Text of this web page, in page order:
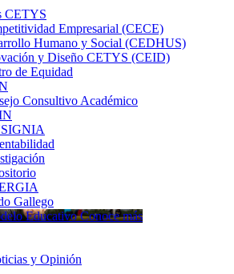
CETYS
Empresarial (CECE)
Humano y Social (CEDHUS)
y Diseño CETYS (CEID)
de Equidad
Consultivo Académico
Gallego
Educativo Conoce más
y Opinión